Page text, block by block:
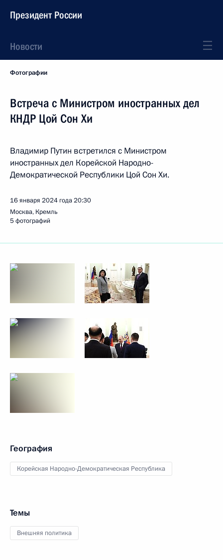
Президент России
Новости
Фотографии
Встреча с Министром иностранных дел
КНДР Цой Сон Хи
Владимир Путин встретился с Министром
иностранных дел Корейской Народно-
Демократической Республики Цой Сон Хи.
16 января 2024 года20:30
Москва, Кремль
5 фотографий
География
Корейская Народно-Демократическая Республика
Темы
Внешняя политика